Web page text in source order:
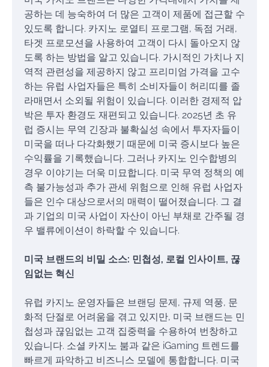
공하는 데 능숙하여 더 많은 고객이 제품에 접근할 수
있도록 합니다. 카지노 로열티 프로그램, 독점 거래,
타겟 프로모션을 사용하여 고객이 다시 돌아오지 않
도록 하는 방법을 알고 있습니다. 가시적인 가치나 지
역적 관련성을 제공하지 않고 프리미엄 가격을 고수
하는 유럽 사업자들은 특히 소비자들이 허리띠를 졸
라매면서 소외될 위험이 있습니다. 이러한 경제적 압
박은 투자 환경도 재편되고 있습니다. 2025년 초 유
럽 증시는 무역 긴장과 불확실성 속에서 투자자들이
미국을 떠나 다각화했기 때문에 미국 증시보다 높은
수익률을 기록했습니다. 그러나 카지노 인수합병의
경우 이야기는 더욱 미묘합니다. 미국 무역 정책의 예
측 불가능성과 추가 관세 위험으로 인해 유럽 사업자
들은 인수 대상으로서의 매력이 떨어졌습니다. 그 결
과 기업의 미국 사업이 자산이 아닌 부채로 간주될 경
우 밸류에이션이 하락할 수 있습니다.
미국 브랜드의 비밀 소스: 민첩성, 로컬 인사이트, 끊
임없는 혁신
유럽 카지노 운영자들은 브랜딩 문제, 규제 역풍, 문
화적 단절로 어려움을 겪고 있지만, 미국 브랜드는 민
첩성과 끊임없는 고객 집중력을 수용하여 번창하고
있습니다. 소셜 카지노 붐과 같은 iGaming 트렌드를
빠르게 파악하고 비즈니스 모델에 통합합니다. 미국